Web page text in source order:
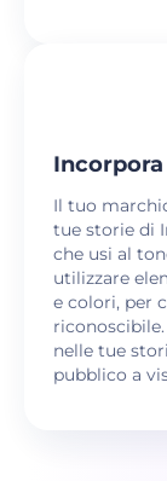
Il tuo
tue storie di
che usi al
utilizzare
e colori, per
nelle tue
pubblico a